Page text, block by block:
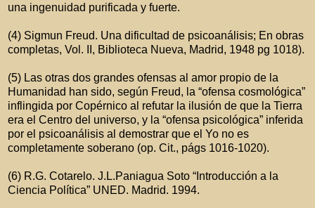
una ingenuidad purificada y fuerte.
(4) Sigmun Freud. Una dificultad de psicoanálisis; En obras
completas, Vol. II, Biblioteca Nueva, Madrid, 1948 pg 1018).
(5) Las otras dos grandes ofensas al amor propio de la
Humanidad han sido, según Freud, la “ofensa cosmológica”
inflingida por Copérnico al refutar la ilusión de que la Tierra
era el Centro del universo, y la “ofensa psicológica” inferida
por el psicoanálisis al demostrar que el Yo no es
completamente soberano (op. Cit., págs 1016-1020).
(6) R.G. Cotarelo. J.L.Paniagua Soto “Introducción a la
Ciencia Política” UNED. Madrid. 1994.